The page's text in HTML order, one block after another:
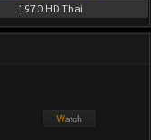
1970 HD Thai